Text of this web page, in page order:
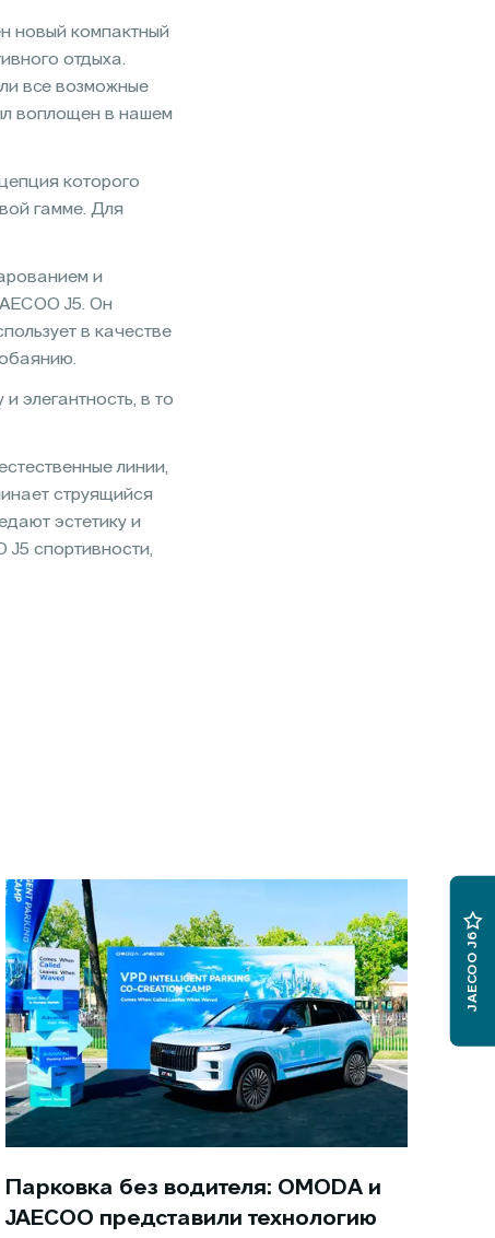
JAECOO J6
новый компактный
отдыха.
все возможные
воплощен в нашем
которого
гамме. Для
и
J5. Он
в качестве
элегантность, в то
линии,
струящийся
эстетику и
J5 спортивности,
Парковка без водителя: OMODA и
JAECOO представили технологию